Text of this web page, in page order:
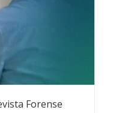
Forense